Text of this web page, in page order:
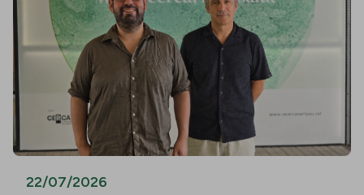
22/07/2026